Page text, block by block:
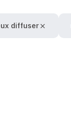
diffuser